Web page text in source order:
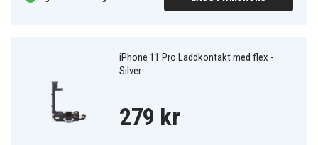
iPhone 11 Pro Laddkontakt med flex -
Silver
279 kr